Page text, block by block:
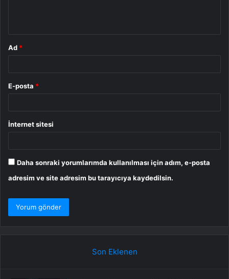
Ad *
E-posta *
İnternet sitesi
Daha sonraki yorumlarımda kullanılması için adım, e-posta
adresim ve site adresim bu tarayıcıya kaydedilsin.
Son Eklenen